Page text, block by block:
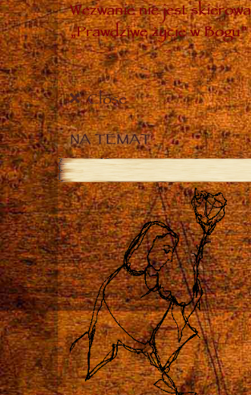
Wezwanie nie jest
„Prawdziwe życie w
Close
NA TEMAT